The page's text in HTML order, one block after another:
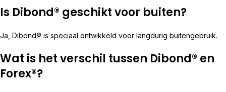
Is Dibond® geschikt voor buiten?
Ja, Dibond® is speciaal ontwikkeld voor langdurig buitengebruik.
Wat is het verschil tussen Dibond® en
Forex®?